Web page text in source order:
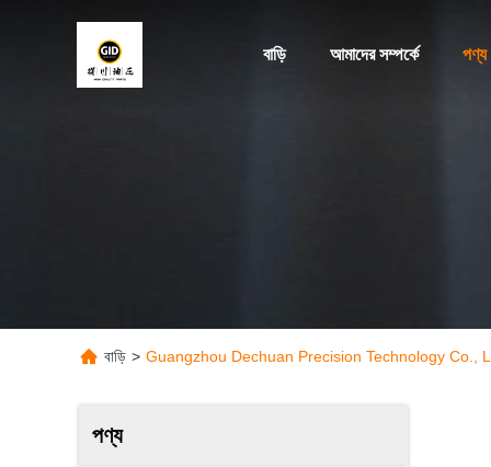
বাড়ি আমাদের সম্পর্কে পণ্য
বাড়ি > Guangzhou Dechuan Precision Technology Co.,
পণ্য